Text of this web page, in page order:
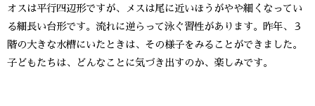
オスは平行四辺形ですが、メスは尾に近いほうがやや細くなってい
る細長い台形です。流れに逆らって泳ぐ習性があります。昨年、３
階の大きな水槽にいたときは、その様子をみることができました。
子どもたちは、どんなことに気づき出すのか、楽しみです。